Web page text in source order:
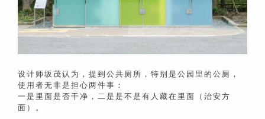
设计师坂茂认为，提到公共厕所，特别是公园里的公厕，
使用者无非是担心两件事：
一是里面是否干净，二是是不是有人藏在里面（治安方
面）。